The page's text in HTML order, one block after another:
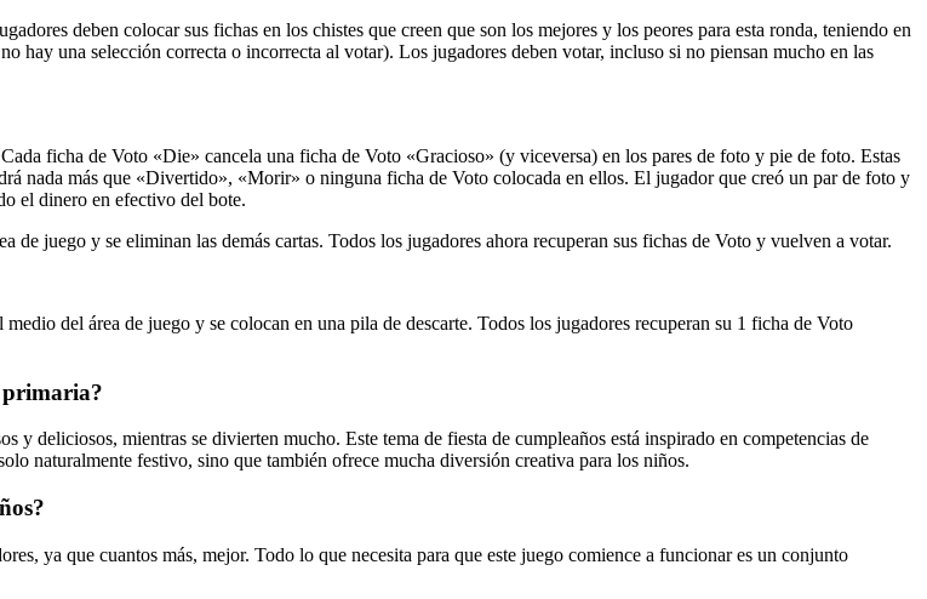
deben colocar sus fichas en los chistes que creen que son los mejores y los peores para esta ronda, teniendo en
hay una selección correcta o incorrecta al votar). Los jugadores deben votar, incluso si no piensan mucho en las
ficha de Voto «Die» cancela una ficha de Voto «Gracioso» (y viceversa) en los pares de foto y pie de foto. Estas
nada más que «Divertido», «Morir» o ninguna ficha de Voto colocada en ellos. El jugador que creó un par de foto y
el dinero en efectivo del bote.
de juego y se eliminan las demás cartas. Todos los jugadores ahora recuperan sus fichas de Voto y vuelven a votar.
del área de juego y se colocan en una pila de descarte. Todos los jugadores recuperan su 1 ficha de Voto
primaria?
y deliciosos, mientras se divierten mucho. Este tema de fiesta de cumpleaños está inspirado en competencias de
naturalmente festivo, sino que también ofrece mucha diversión creativa para los niños.
ya que cuantos más, mejor. Todo lo que necesita para que este juego comience a funcionar es un conjunto